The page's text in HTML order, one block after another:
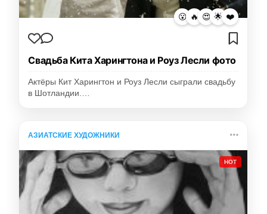
😮 🔥 😍 🌟 ❤️
Свадьба Кита Харингтона и Роуз Лесли фото
Актёры Кит Харингтон и Роуз Лесли сыграли свадьбу
в Шотландии.…
АЗИАТСКИЕ ХУДОЖНИКИ
HOT